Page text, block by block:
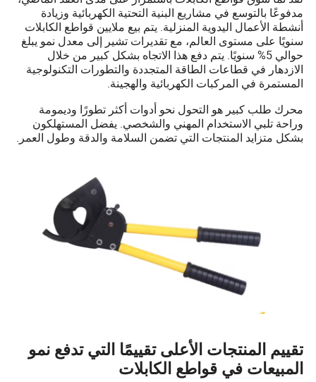
مدفوعًا بالتوسع في مشاريع البنية التحتية الكهربائية وزيادة
أنشطة الأعمال اليدوية المنزلية. يتم بيع ملايين قواطع الكابلات
سنويًا على مستوى العالم، مع تقديرات تشير إلى معدل نمو يبلغ
حوالي 5% سنويًا. يتم دفع هذا الاتجاه بشكل كبير من خلال
الازدهار في قطاعات الطاقة المتجددة والتطورات التكنولوجية
المستمرة في المركبات الكهربائية والهجينة.
محرك طلب كبير هو التحول نحو أدوات أكثر تطورًا وديمومة
وراحة تلبي الاستخدام المهني والشخصي. يفضل المستهلكون
بشكل متزايد المنتجات التي تضمن السلامة والدقة وطول العمر.
تقييم المنتجات الأعلى تقييمًا التي تدفع نمو
المبيعات في قواطع الكابلات